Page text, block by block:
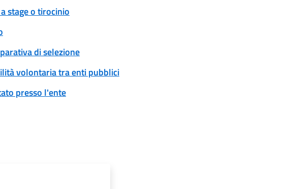
stage o tirocinio
di selezione
volontaria tra enti pubblici
presso l'ente